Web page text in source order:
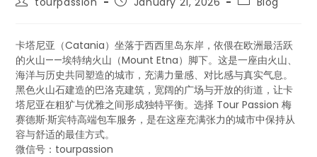
卡塔尼亚（Catania）坐落于西西里岛东岸，依偎在欧洲最活跃
的火山——埃特纳火山（Mount Etna）脚下。这是一座由火山、
海洋与历史共同塑造的城市，充满力量感、对比感与真实气息。
黑色火山石建造的巴洛克建筑，宽阔的广场与开放的街道，让卡
塔尼亚在粗犷与优雅之间形成独特平衡。选择 Tour Passion 梅
赛德斯·斯宾特高端包车服务，是在这座充满张力的城市中保持从
容与舒适的最佳方式。
微信号：tourpassion